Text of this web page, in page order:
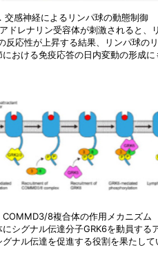
交感神経によるリンパ球の動態制御
ドレナリン受容体が刺激されると、
反応性が上昇する結果、リンパ球の
おける免疫応答の日内変動の形成に
COMMD3/8複合体の作用メカニズム
シグナル伝達分子GRK6を動員する
ナル伝達を促進する役割を果たして